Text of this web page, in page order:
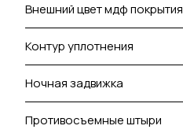
Внешний цвет мдф покрытия
Контур уплотнения
Ночная задвижка
Противосъемные штыри